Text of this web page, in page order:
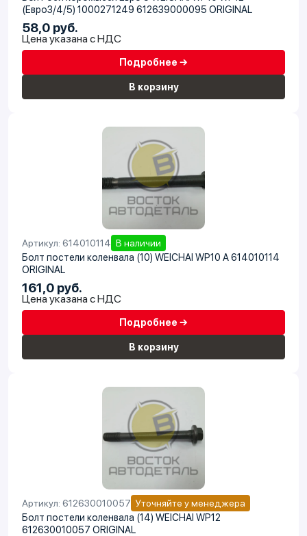
(Евро3/4/5) 1000271249 612639000095 ORIGINAL
58,0 руб.
Цена указана с НДС
Подробнее →
В корзину
Артикул: 614010114 В наличии
Болт постели коленвала (10) WEICHAI WP10 A 614010114
ORIGINAL
161,0 руб.
Цена указана с НДС
Подробнее →
В корзину
Артикул: 612630010057 Уточняйте у менеджера
Болт постели коленвала (14) WEICHAI WP12
612630010057 ORIGINAL